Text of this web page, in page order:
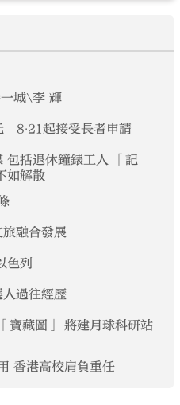
城\李 輝
8‧21起接受長者申請
包括退休鐘錶工人 「記
如解散
融合發展
色列
人過往經歷
寶藏圖」 將建月球科研站
香港高校肩負重任